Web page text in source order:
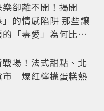
卻離不開！揭開
」的情感陷阱 那些讓
「毒愛」為何比菸
場！法式甜點、北
市 爆紅檸檬蛋糕熱